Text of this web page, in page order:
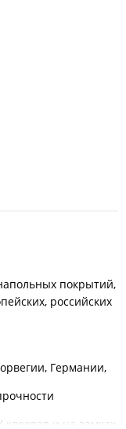
покрытий,
российских
Германии,
и на замках